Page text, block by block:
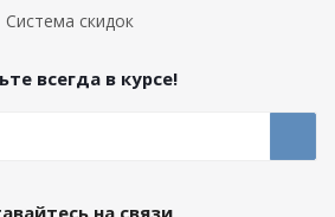
Система скидок
всегда в курсе!
на связи